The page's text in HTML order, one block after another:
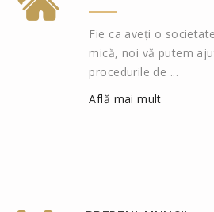
Fie ca aveți o
mică, noi vă putem
procedurile de ...
Află mai mult